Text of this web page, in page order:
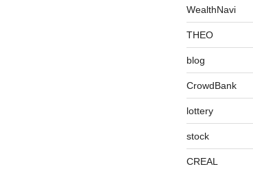
WealthNavi
THEO
blog
CrowdBank
lottery
stock
CREAL